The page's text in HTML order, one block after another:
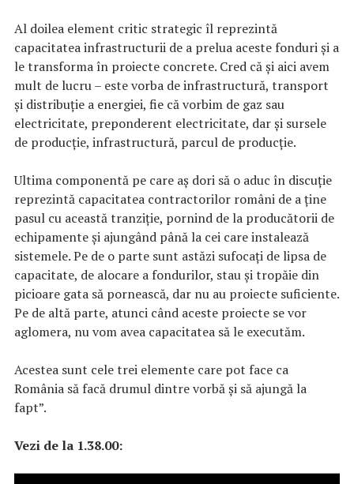
Al doilea element critic strategic îl reprezintă
capacitatea infrastructurii de a prelua aceste fonduri și a
le transforma în proiecte concrete. Cred că și aici avem
mult de lucru – este vorba de infrastructură, transport
și distribuție a energiei, fie că vorbim de gaz sau
electricitate, preponderent electricitate, dar și sursele
de producție, infrastructură, parcul de producție.
Ultima componentă pe care aș dori să o aduc în discuție
reprezintă capacitatea contractorilor români de a ţine
pasul cu această tranziţie, pornind de la producătorii de
echipamente și ajungând până la cei care instalează
sistemele. Pe de o parte sunt astăzi sufocați de lipsa de
capacitate, de alocare a fondurilor, stau şi tropăie din
picioare gata să pornească, dar nu au proiecte suficiente.
Pe de altă parte, atunci când aceste proiecte se vor
aglomera, nu vom avea capacitatea să le executăm.
Acestea sunt cele trei elemente care pot face ca
România să facă drumul dintre vorbă și să ajungă la
fapt”.
Vezi de la 1.38.00: